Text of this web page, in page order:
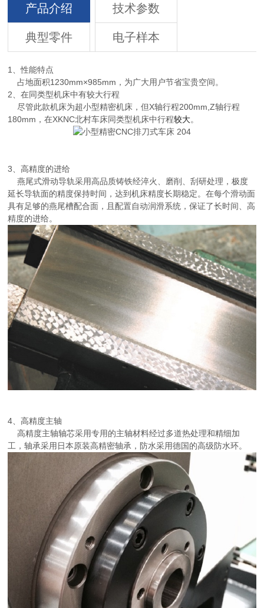
产品介绍 技术参数
典型零件 电子样本
1、性能特点
占地面积1230mm×985mm，为广大用户节省宝贵空间。
2、在同类型机床中有较大行程
尽管此款机床为超小型精密机床，但X轴行程200mm,Z轴行程
180mm，在XKNC北村车床同类型机床中行程较大。
3、高精度的进给
燕尾式滑动导轨采用高品质铸铁经淬火、磨削、刮研处理，极度
延长导轨面的精度保持时间，达到机床精度长期稳定。在每个滑动面
具有足够的燕尾槽配合面，且配置自动润滑系统，保证了长时间、高
精度的进给。
4、高精度主轴
高精度主轴轴芯采用专用的主轴材料经过多道热处理和精细加
工，轴承采用日本原装高精密轴承，防水采用德国的高级防水环。